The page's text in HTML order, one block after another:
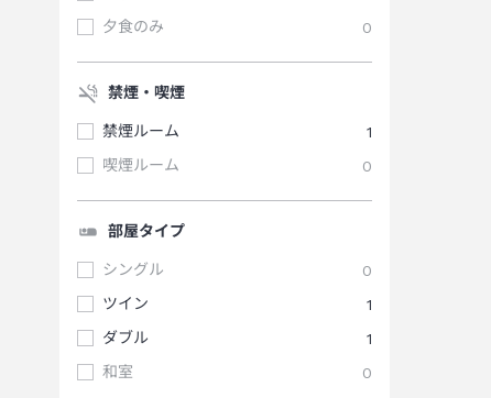
夕食のみ
0
禁煙・喫煙
禁煙ルーム
1
喫煙ルーム
0
部屋タイプ
シングル
0
ツイン
1
ダブル
1
和室
0